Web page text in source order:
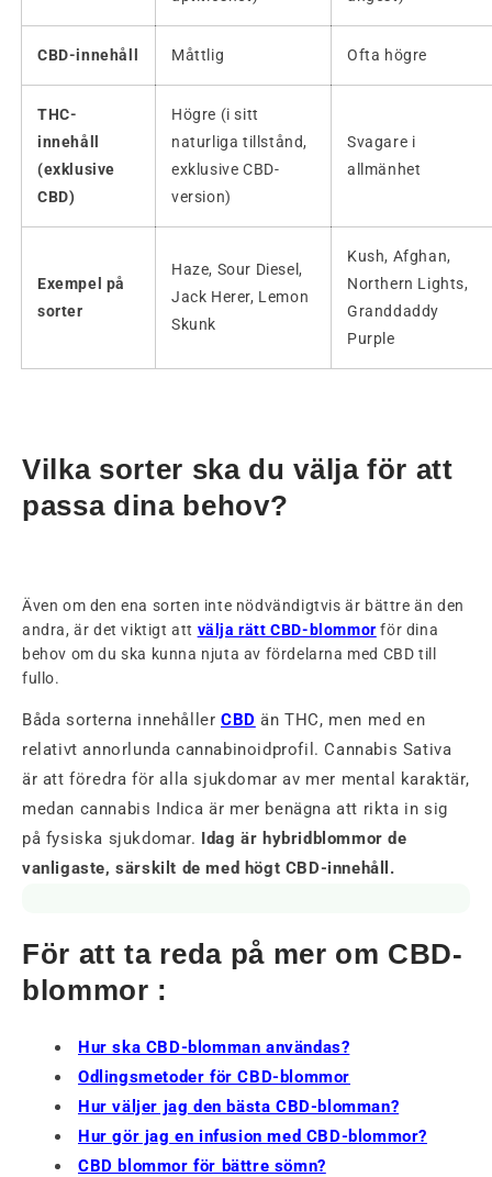
CBD-innehåll Måttlig Ofta högre
THC-
innehåll
(exklusive
CBD)
Högre (i sitt
naturliga tillstånd,
exklusive CBD-
version)
Svagare i
allmänhet
Exempel på
sorter
Haze, Sour Diesel,
Jack Herer, Lemon
Skunk
Kush, Afghan,
Northern Lights,
Granddaddy
Purple
Vilka sorter ska du välja för att
passa dina behov?
Även om den ena sorten inte nödvändigtvis är bättre än den
andra, är det viktigt att välja rätt CBD-blommor för dina
behov om du ska kunna njuta av fördelarna med CBD till
fullo.
Båda sorterna innehåller CBD än THC, men med en
relativt annorlunda cannabinoidprofil. Cannabis Sativa
är att föredra för alla sjukdomar av mer mental karaktär,
medan cannabis Indica är mer benägna att rikta in sig
på fysiska sjukdomar. Idag är hybridblommor de
vanligaste, särskilt de med högt CBD-innehåll.
För att ta reda på mer om CBD-
blommor :
Hur ska CBD-blomman användas?
Odlingsmetoder för CBD-blommor
Hur väljer jag den bästa CBD-blomman?
Hur gör jag en infusion med CBD-blommor?
CBD blommor för bättre sömn?